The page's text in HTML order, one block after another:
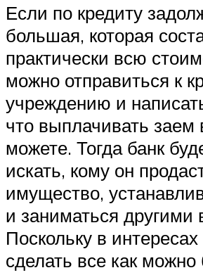
Если по кредиту
большая, которая
практически всю
можно отправиться к
учреждению и
что выплачивать заем
можете. Тогда банк
искать, кому он
имущество,
и заниматься другими
Поскольку в
сделать все как